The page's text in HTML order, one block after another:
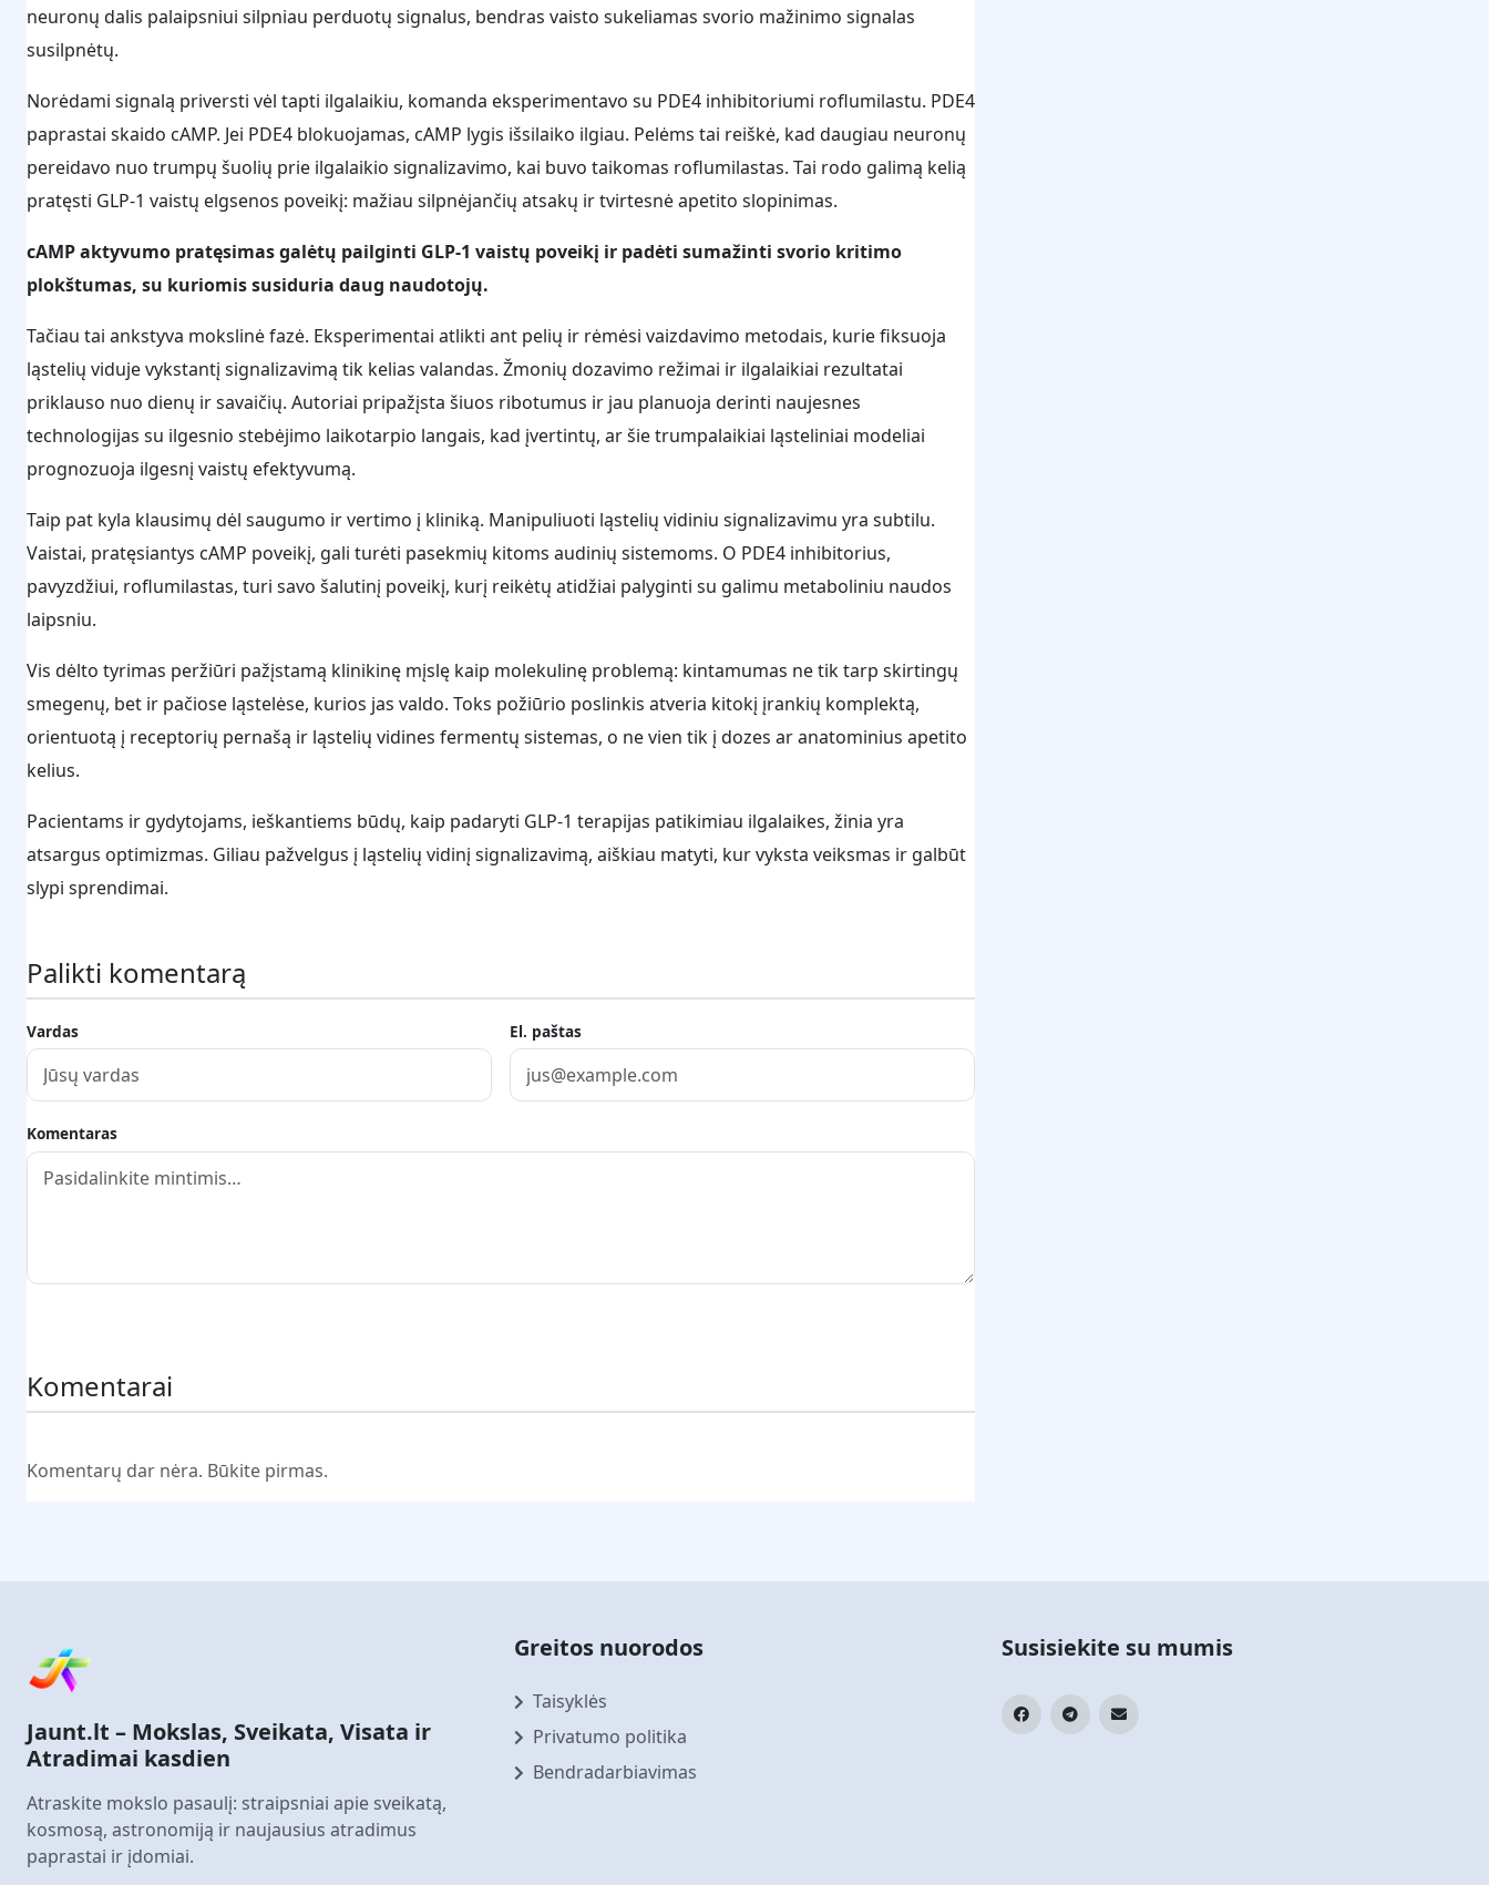
neuronų dalis palaipsniui silpniau perduotų signalus, bendras vaisto sukeliamas svorio mažinimo signalas
susilpnėtų.
Norėdami signalą priversti vėl tapti ilgalaikiu, komanda eksperimentavo su PDE4 inhibitoriumi roflumilastu. PDE4
paprastai skaido cAMP. Jei PDE4 blokuojamas, cAMP lygis išsilaiko ilgiau. Pelėms tai reiškė, kad daugiau neuronų
pereidavo nuo trumpų šuolių prie ilgalaikio signalizavimo, kai buvo taikomas roflumilastas. Tai rodo galimą kelią
pratęsti GLP-1 vaistų elgsenos poveikį: mažiau silpnėjančių atsakų ir tvirtesnė apetito slopinimas.
cAMP aktyvumo pratęsimas galėtų pailginti GLP-1 vaistų poveikį ir padėti sumažinti svorio kritimo
plokštumas, su kuriomis susiduria daug naudotojų.
Tačiau tai ankstyva mokslinė fazė. Eksperimentai atlikti ant pelių ir rėmėsi vaizdavimo metodais, kurie fiksuoja
ląstelių viduje vykstantį signalizavimą tik kelias valandas. Žmonių dozavimo režimai ir ilgalaikiai rezultatai
priklauso nuo dienų ir savaičių. Autoriai pripažįsta šiuos ribotumus ir jau planuoja derinti naujesnes
technologijas su ilgesnio stebėjimo laikotarpio langais, kad įvertintų, ar šie trumpalaikiai ląsteliniai modeliai
prognozuoja ilgesnį vaistų efektyvumą.
Taip pat kyla klausimų dėl saugumo ir vertimo į kliniką. Manipuliuoti ląstelių vidiniu signalizavimu yra subtilu.
Vaistai, pratęsiantys cAMP poveikį, gali turėti pasekmių kitoms audinių sistemoms. O PDE4 inhibitorius,
pavyzdžiui, roflumilastas, turi savo šalutinį poveikį, kurį reikėtų atidžiai palyginti su galimu metaboliniu naudos
laipsniu.
Vis dėlto tyrimas peržiūri pažįstamą klinikinę mįslę kaip molekulinę problemą: kintamumas ne tik tarp skirtingų
smegenų, bet ir pačiose ląstelėse, kurios jas valdo. Toks požiūrio poslinkis atveria kitokį įrankių komplektą,
orientuotą į receptorių pernašą ir ląstelių vidines fermentų sistemas, o ne vien tik į dozes ar anatominius apetito
kelius.
Pacientams ir gydytojams, ieškantiems būdų, kaip padaryti GLP-1 terapijas patikimiau ilgalaikes, žinia yra
atsargus optimizmas. Giliau pažvelgus į ląstelių vidinį signalizavimą, aiškiau matyti, kur vyksta veiksmas ir galbūt
slypi sprendimai.
Palikti komentarą
Vardas El. paštas
Komentaras
Komentarai
Komentarų dar nėra. Būkite pirmas.
Jaunt.lt – Mokslas, Sveikata, Visata ir
Atradimai kasdien
Atraskite mokslo pasaulį: straipsniai apie sveikatą,
kosmosą, astronomiją ir naujausius atradimus
paprastai ir įdomiai.
Greitos nuorodos
Taisyklės
Privatumo politika
Bendradarbiavimas
Susisiekite su mumis